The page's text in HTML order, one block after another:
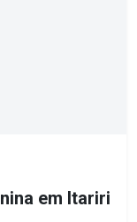
em Itariri